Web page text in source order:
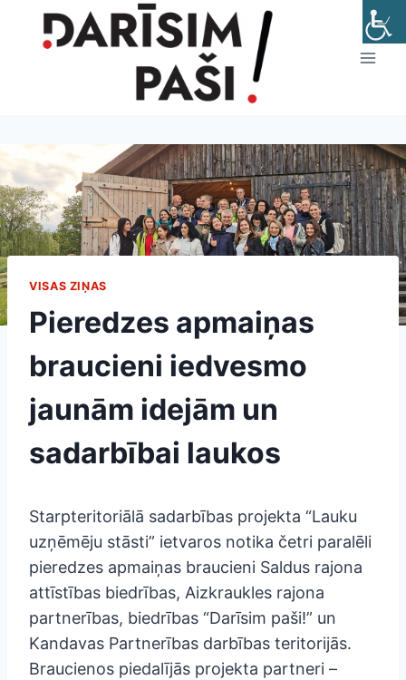
VISAS ZIŅAS
Pieredzes apmaiņas
braucieni iedvesmo
jaunām idejām un
sadarbībai laukos
Starpteritoriālā sadarbības projekta “Lauku
uzņēmēju stāsti” ietvaros notika četri paralēli
pieredzes apmaiņas braucieni Saldus rajona
attīstības biedrības, Aizkraukles rajona
partnerības, biedrības “Darīsim paši!” un
Kandavas Partnerības darbības teritorijās.
Braucienos piedalījās projekta partneri –